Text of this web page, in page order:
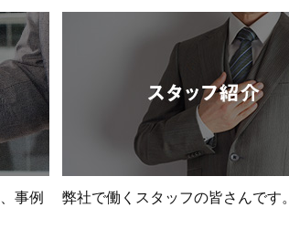
事例 弊社で働くスタッフの皆さんです。